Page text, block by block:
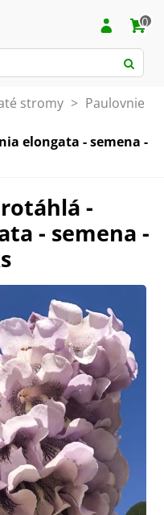
0
stromy > Paulovnie
elongata - semena -
-
- semena -